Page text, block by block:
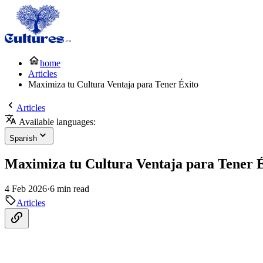
home
Articles
Maximiza tu Cultura Ventaja para Tener Éxito
Articles
Available languages:
Spanish
Maximiza tu Cultura Ventaja para Tener
4 Feb 2026·6 min read
Articles